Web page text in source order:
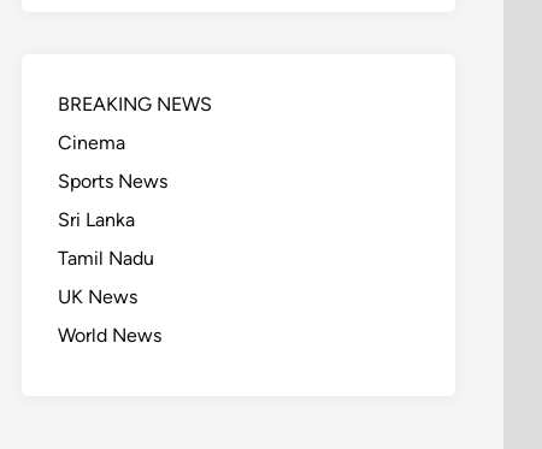
BREAKING NEWS
Cinema
Sports News
Sri Lanka
Tamil Nadu
UK News
World News